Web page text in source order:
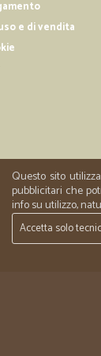
e di vendita
Questo sito
pubblicitari che
info su utilizzo,
Accetta solo